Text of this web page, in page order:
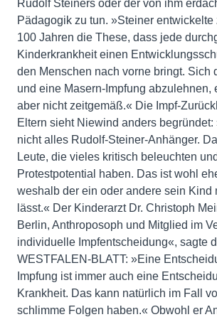
Rudolf Steiners oder der von ihm
Pädagogik zu tun. »Steiner entwickelte
100 Jahren die These, dass jede
Kinderkrankheit einen
den Menschen nach vorne bringt. Sich
und eine Masern-Impfung abzulehnen,
aber nicht zeitgemäß.« Die Impf-
Eltern sieht Niewind anders begründet:
nicht alles Rudolf-Steiner-Anhänger.
Leute, die vieles kritisch beleuchten
Protestpotential haben. Das ist wohl
weshalb der ein oder andere sein Kind
lässt.« Der Kinderarzt Dr. Christoph
Berlin, Anthroposoph und Mitglied im
individuelle Impfentscheidung«, sagte
WESTFALEN-BLATT: »Eine
Impfung ist immer auch eine
Krankheit. Das kann natürlich im Fall
schlimme Folgen haben.« Obwohl er